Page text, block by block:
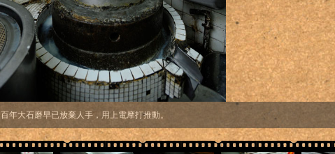
百年大石磨早已放棄人手，用上電摩打推動。